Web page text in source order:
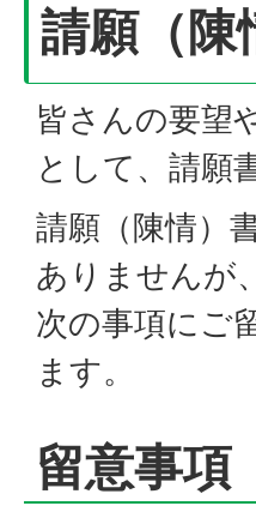
請願（陳
皆さんの要望
として、請願
請願（陳情）
ありませんが
次の事項にご
ます。
留意事項